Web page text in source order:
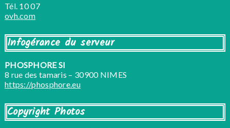
Tél. 10 07
ovh.com
Infogérance du serveur
PHOSPHORE SI
8 rue des tamaris – 30900 NIMES
https://phosphore.eu
Copyright Photos